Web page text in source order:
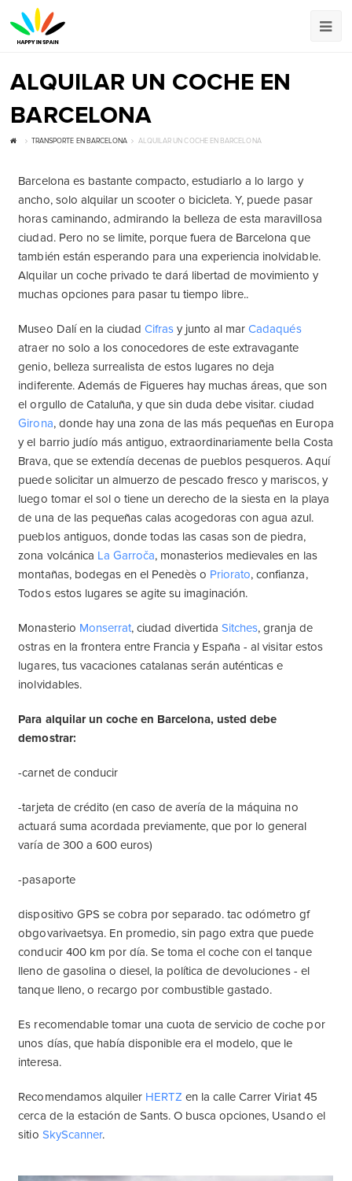
ALQUILAR UN COCHE EN
BARCELONA
TRANSPORTE EN BARCELONA ALQUILAR UN COCHE EN BARCELONA
Barcelona es bastante compacto, estudiarlo a lo largo y
ancho, solo alquilar un scooter o bicicleta. Y, puede pasar
horas caminando, admirando la belleza de esta maravillosa
ciudad. Pero no se limite, porque fuera de Barcelona que
también están esperando para una experiencia inolvidable.
Alquilar un coche privado te dará libertad de movimiento y
muchas opciones para pasar tu tiempo libre..
Museo Dalí en la ciudad Cifras y junto al marCadaqués
atraer no solo a los conocedores de este extravagante
genio, belleza surrealista de estos lugares no deja
indiferente. Además de Figueres hay muchas áreas, que son
el orgullo de Cataluña, y que sin duda debe visitar. ciudad
Girona, donde hay una zona de las más pequeñas en Europa
y el barrio judío más antiguo, extraordinariamente bella Costa
Brava, que se extendía decenas de pueblos pesqueros. Aquí
puede solicitar un almuerzo de pescado fresco y mariscos, y
luego tomar el sol o tiene un derecho de la siesta en la playa
de una de las pequeñas calas acogedoras con agua azul.
pueblos antiguos, donde todas las casas son de piedra,
zona volcánica La Garroča, monasterios medievales en las
montañas, bodegas en el Penedès o Priorato, confianza,
Todos estos lugares se agite su imaginación.
Monasterio Monserrat, ciudad divertidaSitches, granja de
ostras en la frontera entre Francia y España - al visitar estos
lugares, tus vacaciones catalanas serán auténticas e
inolvidables.
Para alquilar un coche en Barcelona, usted debe
demostrar:
-carnet de conducir
-tarjeta de crédito (en caso de avería de la máquina no
actuará suma acordada previamente, que por lo general
varía de 300 a 600 euros)
-pasaporte
dispositivo GPS se cobra por separado. tac odómetro gf
obgovarivaetsya. En promedio, sin pago extra que puede
conducir 400 km por día. Se toma el coche con el tanque
lleno de gasolina o diesel, la política de devoluciones - el
tanque lleno, o recargo por combustible gastado.
Es recomendable tomar una cuota de servicio de coche por
unos días, que había disponible era el modelo, que le
interesa.
Recomendamos alquiler HERTZ en la calle Carrer Viriat 45
cerca de la estación de Sants. O busca opciones, Usando el
sitio SkyScanner.